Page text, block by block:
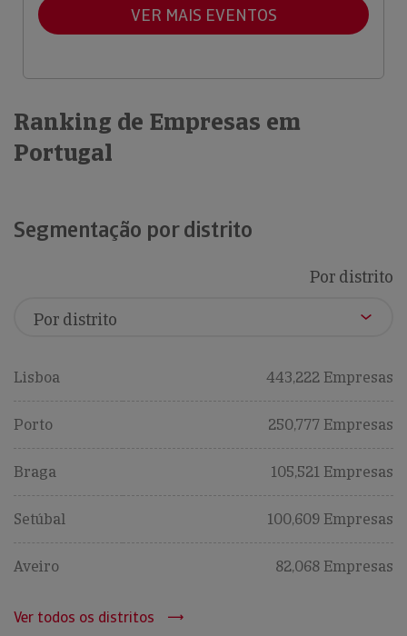
VER MAIS EVENTOS
Ranking de Empresas em
Portugal
Segmentação por distrito
Por distrito
Lisboa 443,222 Empresas
Porto 250,777 Empresas
Braga 105,521 Empresas
Setúbal 100,609 Empresas
Aveiro 82,068 Empresas
Ver todos os distritos